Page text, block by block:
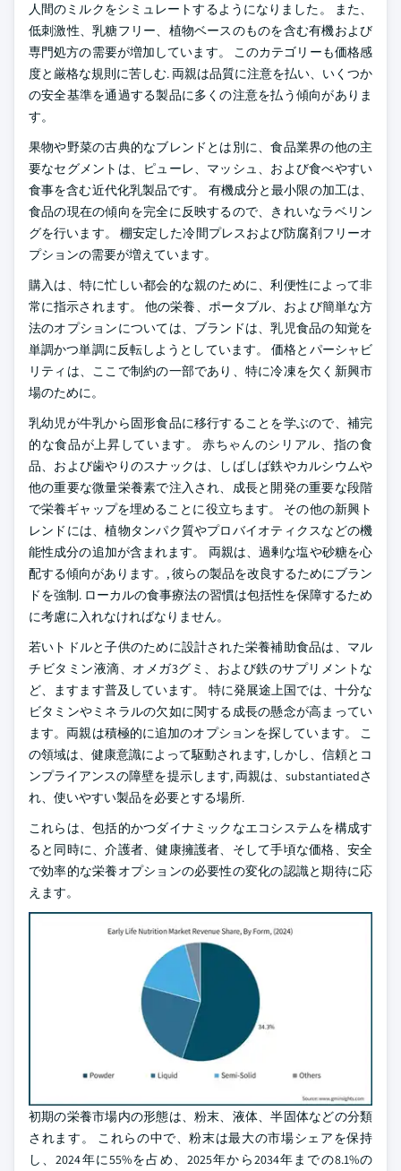
人間のミルクをシミュレートするようになりました。 また、
低刺激性、乳糖フリー、植物ベースのものを含む有機および
専門処方の需要が増加しています。 このカテゴリーも価格感
度と厳格な規則に苦しむ. 両親は品質に注意を払い、いくつか
の安全基準を通過する製品に多くの注意を払う傾向がありま
す。
果物や野菜の古典的なブレンドとは別に、食品業界の他の主
要なセグメントは、ピューレ、マッシュ、および食べやすい
食事を含む近代化乳製品です。 有機成分と最小限の加工は、
食品の現在の傾向を完全に反映するので、きれいなラベリン
グを行います。 棚安定した冷間プレスおよび防腐剤フリーオ
プションの需要が増えています。
購入は、特に忙しい都会的な親のために、利便性によって非
常に指示されます。 他の栄養、ポータブル、および簡単な方
法のオプションについては、ブランドは、乳児食品の知覚を
単調かつ単調に反転しようとしています。 価格とパーシャビ
リティは、ここで制約の一部であり、特に冷凍を欠く新興市
場のために。
乳幼児が牛乳から固形食品に移行することを学ぶので、補完
的な食品が上昇しています。 赤ちゃんのシリアル、指の食
品、および歯やりのスナックは、しばしば鉄やカルシウムや
他の重要な微量栄養素で注入され、成長と開発の重要な段階
で栄養ギャップを埋めることに役立ちます。 その他の新興ト
レンドには、植物タンパク質やプロバイオティクスなどの機
能性成分の追加が含まれます。 両親は、過剰な塩や砂糖を心
配する傾向があります。, 彼らの製品を改良するためにブラン
ドを強制. ローカルの食事療法の習慣は包括性を保障するため
に考慮に入れなければなりません。
若いトドルと子供のために設計された栄養補助食品は、マル
チビタミン液滴、オメガ3グミ、および鉄のサプリメントな
ど、ますます普及しています。 特に発展途上国では、十分な
ビタミンやミネラルの欠如に関する成長の懸念が高まってい
ます。両親は積極的に追加のオプションを探しています。 こ
の領域は、健康意識によって駆動されます, しかし、信頼とコ
ンプライアンスの障壁を提示します, 両親は、substantiatedさ
れ、使いやすい製品を必要とする場所.
これらは、包括的かつダイナミックなエコシステムを構成す
ると同時に、介護者、健康擁護者、そして手頃な価格、安全
で効率的な栄養オプションの必要性の変化の認識と期待に応
えます。
初期の栄養市場内の形態は、粉末、液体、半固体などの分類
されます。 これらの中で、粉末は最大の市場シェアを保持
し、2024年に55%を占め、2025年から2034年までの8.1%の